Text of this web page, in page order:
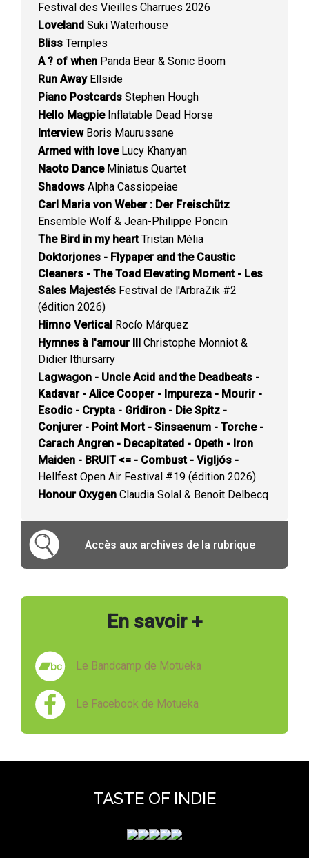
Festival des Vieilles Charrues 2026
Loveland Suki Waterhouse
Bliss Temples
A ? of when Panda Bear & Sonic Boom
Run AwayEllside
Piano Postcards Stephen Hough
Hello MagpieInflatable Dead Horse
InterviewBoris Maurussane
Armed with loveLucy Khanyan
Naoto DanceMiniatus Quartet
Shadows Alpha Cassiopeiae
Carl Maria von Weber : Der Freischütz
Ensemble Wolf & Jean-Philippe Poncin
The Bird in my heartTristan Mélia
Doktorjones - Flypaper and the Caustic
Cleaners - The Toad Elevating Moment - Les
Sales Majestés Festival de l'ArbraZik #2
(édition 2026)
Himno Vertical Rocío Márquez
Hymnes à l'amour III Christophe Monniot &
Didier Ithursarry
Lagwagon - Uncle Acid and the Deadbeats -
Kadavar - Alice Cooper - Impureza - Mourir -
Esodic - Crypta - Gridiron - Die Spitz -
Conjurer - Point Mort - Sinsaenum - Torche -
Carach Angren - Decapitated - Opeth - Iron
Maiden - BRUIT <= - Combust - Vigljós -
Hellfest Open Air Festival #19 (édition 2026)
Honour Oxygen Claudia Solal & Benoît Delbecq
Accès aux archives de la rubrique
En savoir +
Le Bandcamp de Motueka
Le Facebook de Motueka
TASTE OF INDIE